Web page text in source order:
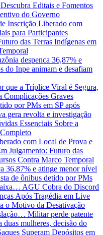
Editais e Fomentos
do Governo
Inscrição Liberado com
para Participantes
das Terras Indígenas em
despenca 36,87% e
do Inpe animam e desafiam
que a Tríplice Viral é Segura,
Complicações Graves
por PMs em SP após
gera revolta e investigação
Essenciais Sobre a
com Local de Prova e
Julgamento: Futuro das
Contra Marco Temporal
36,87% e atinge menor nível
de ônibus detido por PMs
AGU Cobra do Discord
Após Tragédia em Live
o Motivo da Desativação
Militar perde patente
mulheres, decisão do
Superam Depósitos em